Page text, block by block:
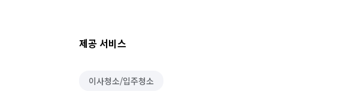
제공 서비스
이사청소/입주청소